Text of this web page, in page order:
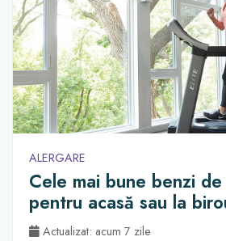
ALERGARE
Cele mai bune benzi
pentru acasă sau la
Actualizat: acum 7 zile